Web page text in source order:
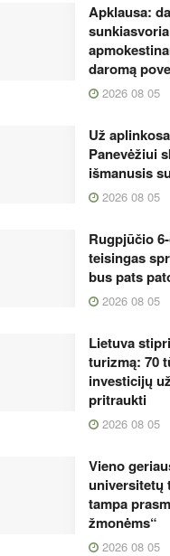
Apklausa:
daromą
2026 08 05
Už
Panevėžiui
išmanusis
2026 08 05
Rugpjūčio
teisingas
bus pats
2026 08 05
Lietuva
turizmą: 70
investicijų
pritraukti
2026 08 05
Vieno
universitetų
tampa
žmonėms“
2026 08 05